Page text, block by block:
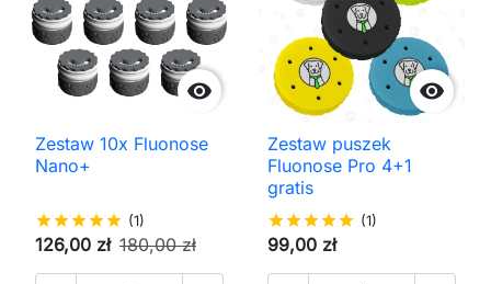

Zestaw 10x Fluonose
Nano+
starstarstarstarstar (1)
126,00 zł 180,00 zł

Zestaw puszek
Fluonose Pro 4+1
gratis
starstarstarstarstar (1)
99,00 zł